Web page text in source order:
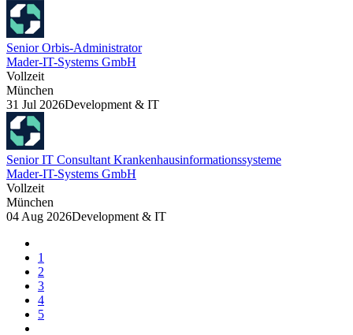
Senior Orbis-Administrator
Mader-IT-Systems GmbH
Vollzeit
München
31 Jul 2026Development & IT
Senior IT Consultant Krankenhausinformationssysteme
Mader-IT-Systems GmbH
Vollzeit
München
04 Aug 2026Development & IT
1
2
3
4
5